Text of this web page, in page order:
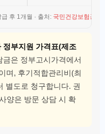
후 1개월 · 출처: 국민건강보험공
정부지원 가격표(제조
금은 정부고시가격에서
며, 후기적합관리비(최
별도로 청구합니다. 권
양은 방문 상담 시 확